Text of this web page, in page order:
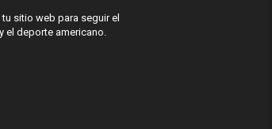
sitio web para seguir el
el deporte americano.